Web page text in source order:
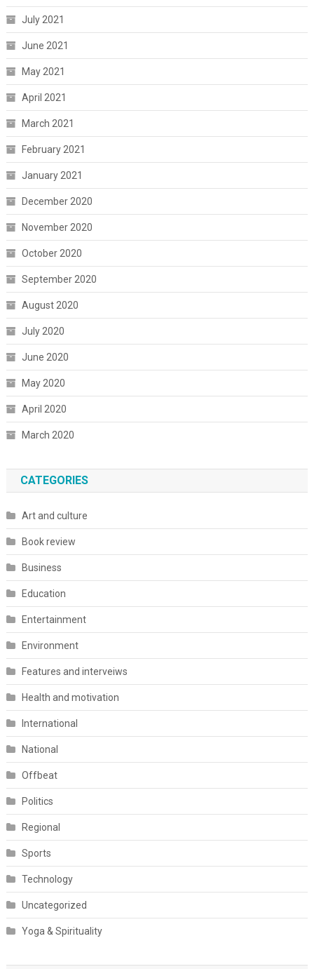
July 2021
June 2021
May 2021
April 2021
March 2021
February 2021
January 2021
December 2020
November 2020
October 2020
September 2020
August 2020
July 2020
June 2020
May 2020
April 2020
March 2020
CATEGORIES
Art and culture
Book review
Business
Education
Entertainment
Environment
Features and interveiws
Health and motivation
International
National
Offbeat
Politics
Regional
Sports
Technology
Uncategorized
Yoga & Spirituality